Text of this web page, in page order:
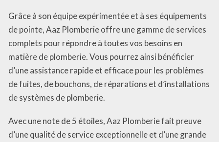
Grâce à son équipe expérimentée et à ses équipements
de pointe, Aaz Plomberie offre une gamme de services
complets pour répondre à toutes vos besoins en
matière de plomberie. Vous pourrez ainsi bénéficier
d’une assistance rapide et efficace pour les problèmes
de fuites, de bouchons, de réparations et d’installations
de systèmes de plomberie.
Avec une note de 5 étoiles, Aaz Plomberie fait preuve
d’une qualité de service exceptionnelle et d’une grande